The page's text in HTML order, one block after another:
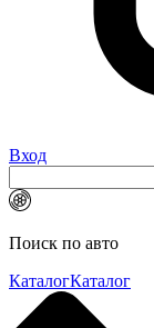
Вход
Поиск по авто
КаталогКаталог